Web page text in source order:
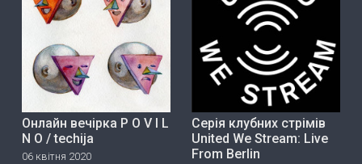
Онлайн вечірка P O V I L
N O / techija
06 квітня 2020
Серія клубних стрімів
United We Stream: Live
From Berlin